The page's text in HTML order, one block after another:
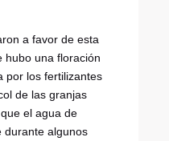
a favor de esta
hubo una floración
por los fertilizantes
de las granjas
el agua de
durante algunos